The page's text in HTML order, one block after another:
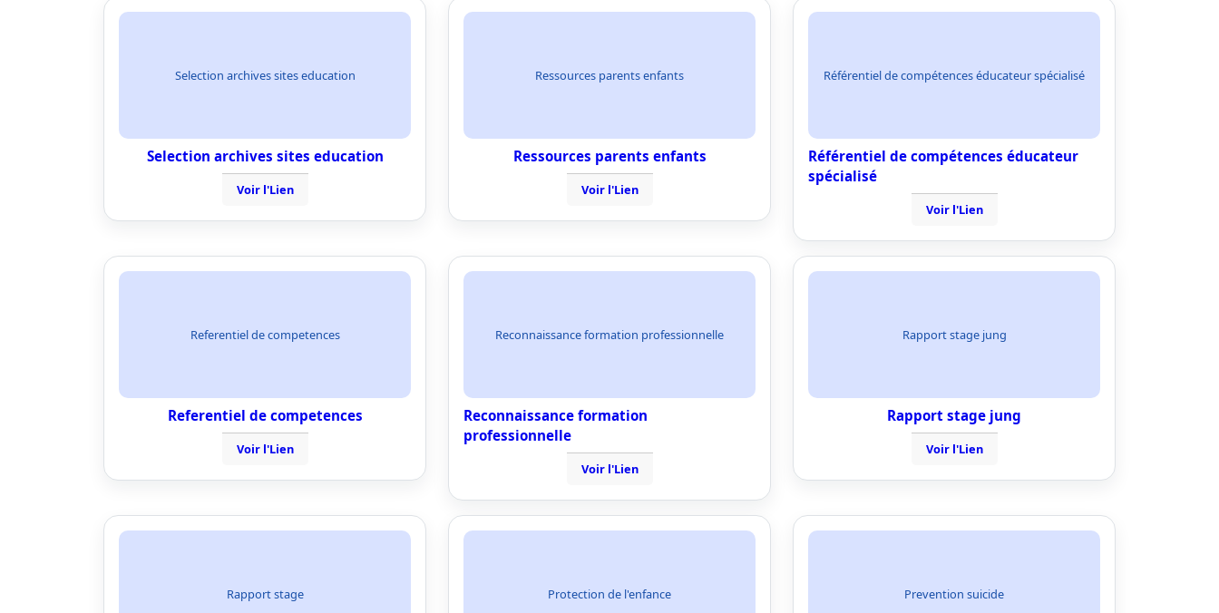
Selection archives sites education
Selection archives sites education
Voir l'Lien
Ressources parents enfants
Ressources parents enfants
Voir l'Lien
Référentiel de compétences éducateur spécialisé
Référentiel de compétences éducateur
spécialisé
Voir l'Lien
Referentiel de competences
Referentiel de competences
Voir l'Lien
Reconnaissance formation professionnelle
Reconnaissance formation
professionnelle
Voir l'Lien
Rapport stage jung
Rapport stage jung
Voir l'Lien
Rapport stage Protection de l'enfance Prevention suicide